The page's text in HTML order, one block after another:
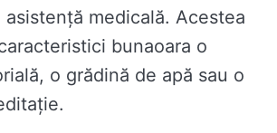
medicală. Acestea
bunaoara o
o grădină de apă sau o